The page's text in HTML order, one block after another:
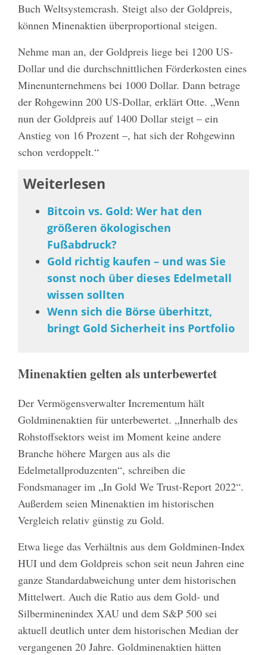
Buch Weltsystemcrash. Steigt also der Goldpreis,
können Minenaktien überproportional steigen.
Nehme man an, der Goldpreis liege bei 1200 US-
Dollar und die durchschnittlichen Förderkosten eines
Minenunternehmens bei 1000 Dollar. Dann betrage
der Rohgewinn 200 US-Dollar, erklärt Otte. „Wenn
nun der Goldpreis auf 1400 Dollar steigt – ein
Anstieg von 16 Prozent –, hat sich der Rohgewinn
schon verdoppelt.“
Weiterlesen
Bitcoin vs. Gold: Wer hat den
größeren ökologischen
Fußabdruck?
Gold richtig kaufen – und was Sie
sonst noch über dieses Edelmetall
wissen sollten
Wenn sich die Börse überhitzt,
bringt Gold Sicherheit ins Portfolio
Minenaktien gelten als unterbewertet
Der Vermögensverwalter Incrementum hält
Goldminenaktien für unterbewertet. „Innerhalb des
Rohstoffsektors weist im Moment keine andere
Branche höhere Margen aus als die
Edelmetallproduzenten“, schreiben die
Fondsmanager im „In Gold We Trust-Report 2022“.
Außerdem seien Minenaktien im historischen
Vergleich relativ günstig zu Gold.
Etwa liege das Verhältnis aus dem Goldminen-Index
HUI und dem Goldpreis schon seit neun Jahren eine
ganze Standardabweichung unter dem historischen
Mittelwert. Auch die Ratio aus dem Gold- und
Silberminenindex XAU und dem S&P 500 sei
aktuell deutlich unter dem historischen Median der
vergangenen 20 Jahre. Goldminenaktien hätten